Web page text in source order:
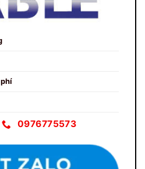
0976775573